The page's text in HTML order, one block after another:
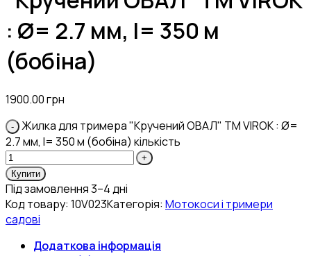
: Ø= 2.7 мм, l= 350 м
(бобіна)
1900.00грн
Жилка для тримера "Кручений ОВАЛ" TM VIROK : Ø=
2.7 мм, l= 350 м (бобіна) кількість
Купити
Під замовлення 3–4 дні
Код товару: 10V023Категорія: Мотокоси і тримери
садові
Додаткова інформація